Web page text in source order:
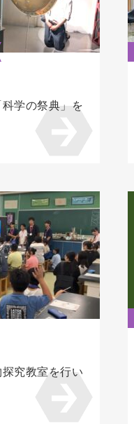
科学の祭典」を
究教室を行い